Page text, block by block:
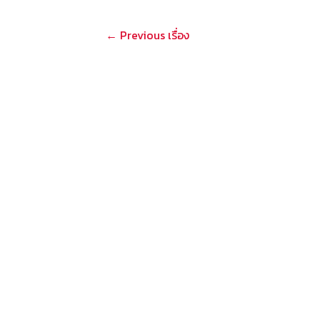
แนะแนว
← Previous เรื่อง